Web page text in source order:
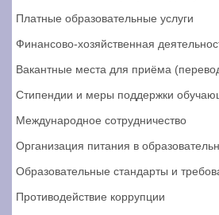
Платные образовательные услуги
Финансово-хозяйственная
Вакантные места для приёма
Стипендии и меры поддержки
Международное сотрудничество
Организация питания в
Образовательные стандарты и
Противодействие коррупции